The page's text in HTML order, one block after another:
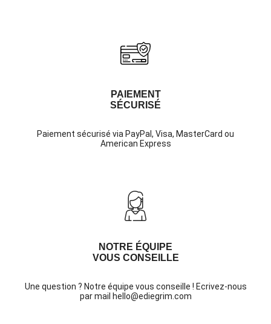
PAIEMENT
SÉCURISÉ
Paiement sécurisé via PayPal, Visa, MasterCard ou
American Express
NOTRE ÉQUIPE
VOUS CONSEILLE
Une question ? Notre équipe vous conseille ! Ecrivez-nous
par mail hello@ediegrim.com